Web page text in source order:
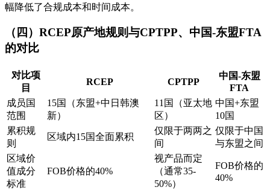
幅降低了合规成本和时间成本。
（四）RCEP原产地规则与CPTPP、中国-东盟FTA
的对比
对比项
目
RCEP CPTPP
中国-东盟
FTA
成员国
范围
15国（东盟+中日韩澳
新）
11国（亚太地
区）
中国+东盟
10国
累积规
则
区域内15国全面累积
仅限于两两之
间
仅限于中国
与东盟之间
区域价
值成分
标准
FOB价格的40%
视产品而定
（通常35-
50%）
FOB价格的
40%